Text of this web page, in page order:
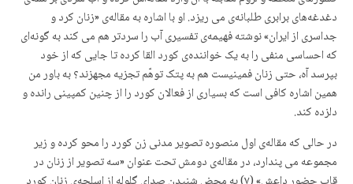
دغدغەهای برابری طلبانەی می ریزد. او با اشارە بە مقالەی «زنان کرد و
جداسری از ایران» نوشته فهیمەی تفسیری آب را سردتر هم می کند به گونەای
کە احساسی منفی را بە یک خوانندەی کورد القا کردە تا جایی کە از خود
بپرسد آه، حتی زنان فمینیست هم بە پتک توهّم تجزیە مجهزند؟ به باور من
همین اشارە کافی است کە بسیاری از فعالان کورد را از چنین کمپینی راندە و
دلزدە کند.
در حالی کە مقالەی اول منصورە تصویر مدنی زن کورد را محو کردە و زیر
مجموعە می پندارد، در مقالەی دومش تحت عنوان «سە تصویر از زنان در